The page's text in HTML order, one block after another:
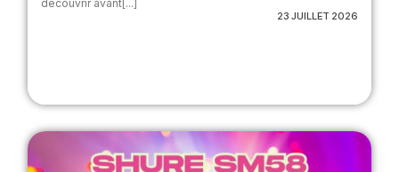
découvrir avant[...]
23 JUILLET 2026